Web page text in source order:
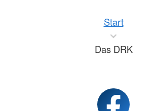
Start
Das DRK